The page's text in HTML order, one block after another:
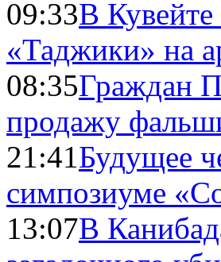
09:33В Кувейте
«Таджики» на
08:35Граждан
продажу
21:41Будущее
симпозиуме
13:07В